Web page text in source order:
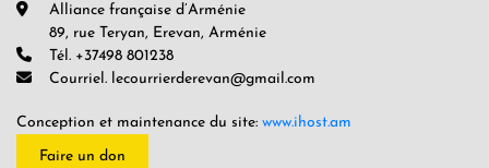
Alliance française d’Arménie
89, rue Teryan, Erevan, Arménie
Tél. +37498 801238
Courriel. lecourrierderevan@gmail.com
Conception et maintenance du site: www.ihost.am
Faire un don